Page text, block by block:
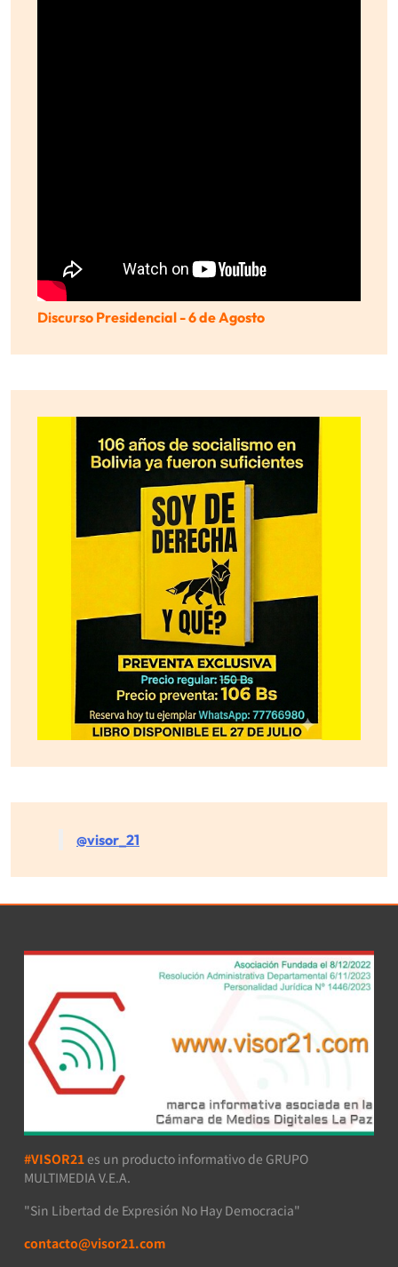
Discurso Presidencial - 6 de Agosto
@visor_21
#VISOR21 es un producto informativo de GRUPO
MULTIMEDIA V.E.A.
"Sin Libertad de Expresión No Hay Democracia"
contacto@visor21.com